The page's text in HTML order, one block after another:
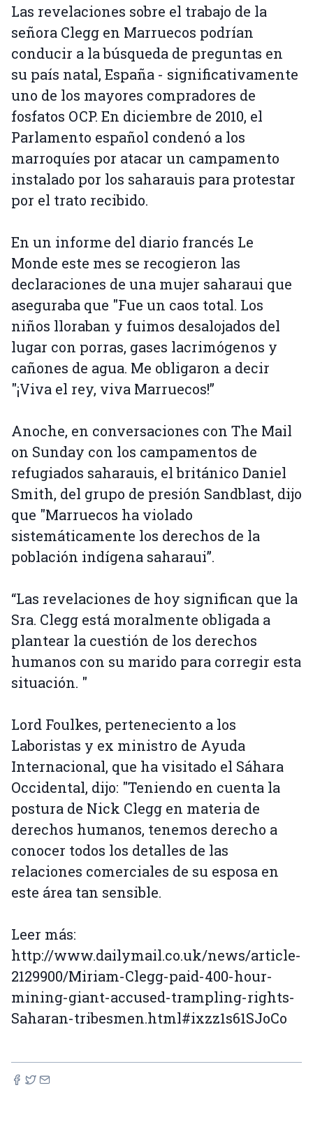
Las revelaciones sobre el trabajo de la
señora Clegg en Marruecos podrían
conducir a la búsqueda de preguntas en
su país natal, España - significativamente
uno de los mayores compradores de
fosfatos OCP. En diciembre de 2010, el
Parlamento español condenó a los
marroquíes por atacar un campamento
instalado por los saharauis para protestar
por el trato recibido.
En un informe del diario francés Le
Monde este mes se recogieron las
declaraciones de una mujer saharaui que
aseguraba que "Fue un caos total. Los
niños lloraban y fuimos desalojados del
lugar con porras, gases lacrimógenos y
cañones de agua. Me obligaron a decir
"¡Viva el rey, viva Marruecos!”
Anoche, en conversaciones con The Mail
on Sunday con los campamentos de
refugiados saharauis, el británico Daniel
Smith, del grupo de presión Sandblast, dijo
que "Marruecos ha violado
sistemáticamente los derechos de la
población indígena saharaui”.
“Las revelaciones de hoy significan que la
Sra. Clegg está moralmente obligada a
plantear la cuestión de los derechos
humanos con su marido para corregir esta
situación. "
Lord Foulkes, perteneciento a los
Laboristas y ex ministro de Ayuda
Internacional, que ha visitado el Sáhara
Occidental, dijo: "Teniendo en cuenta la
postura de Nick Clegg en materia de
derechos humanos, tenemos derecho a
conocer todos los detalles de las
relaciones comerciales de su esposa en
este área tan sensible.
Leer más:
http://www.dailymail.co.uk/news/article-
2129900/Miriam-Clegg-paid-400-hour-
mining-giant-accused-trampling-rights-
Saharan-tribesmen.html#ixzz1s61SJoCo